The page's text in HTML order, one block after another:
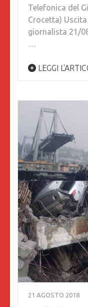
Telefonica del
Crocetta)
giornalista 21/
…
LEGGI
21 AGOSTO 2018